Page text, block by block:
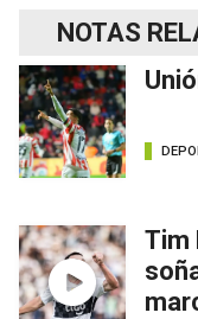
NOTAS
Tim